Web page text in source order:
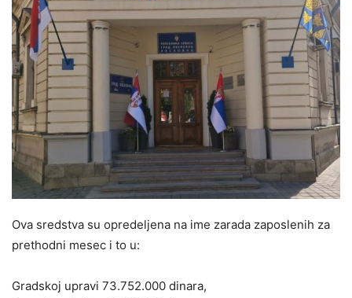
Ova sredstva su opredeljena na ime zarada zaposlenih za
prethodni mesec i to u:
Gradskoj upravi 73.752.000 dinara,